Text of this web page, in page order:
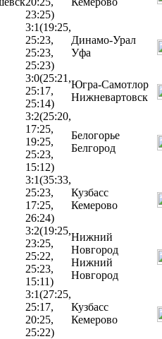
23:25)
3:1(19:25,
25:23,
25:23,
25:23)
Динамо-Урал
Уфа
3:0(25:21,
25:17,
25:14)
Югра-Самотлор
Нижневартовск
3:2(25:20,
17:25,
19:25,
25:23,
15:12)
Белогорье
Белгород
3:1(35:33,
25:23,
17:25,
26:24)
Кузбасс
Кемерово
3:2(19:25,
23:25,
25:22,
25:23,
15:11)
Нижний
Новгород
Нижний
Новгород
3:1(27:25,
25:17,
20:25,
25:22)
Кузбасс
Кемерово